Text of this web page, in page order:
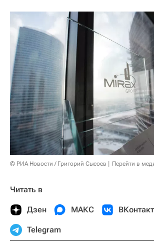
© РИА Новости / Григорий Сысоев Перейти в
Читать в
Дзен МАКС
Telegram